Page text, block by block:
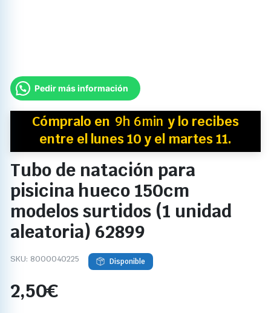
Pedir más información
Cómpralo en 9h 6min y lo recibes
entre el lunes 10 y el martes 11.
Tubo de natación para
pisicina hueco 150cm
modelos surtidos (1 unidad
aleatoria) 62899
SKU: 8000040225 Disponible
2,50€